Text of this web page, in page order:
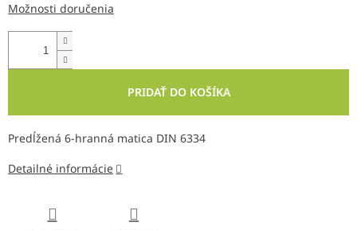
Možnosti doručenia
PRIDAŤ DO KOŠÍKA
Predĺžená 6-hranná matica DIN 6334
Detailné informácie